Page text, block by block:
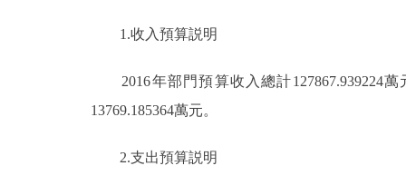
北京概況
綠色北京
1.收入預算説明
2016年部門預算收入總計127867.939224萬
13769.185364萬元。
2.支出預算説明